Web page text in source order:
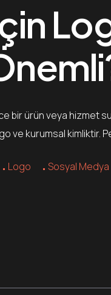
bir ürün veya hizmet
ve kurumsal kimliktir.
Logo Sosyal Medya